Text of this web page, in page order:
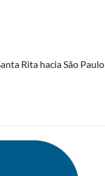
Rita hacia São Paulo